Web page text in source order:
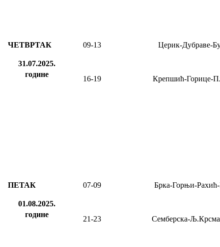
ЧЕТВРТАК
31.07.2025.
године
09-13 Церик-Дубраве-
16-19 Крепшић-Горице-
ПЕТАК
01.08.2025.
године
07-09 Брка-Горњи-
21-23 Семберска-